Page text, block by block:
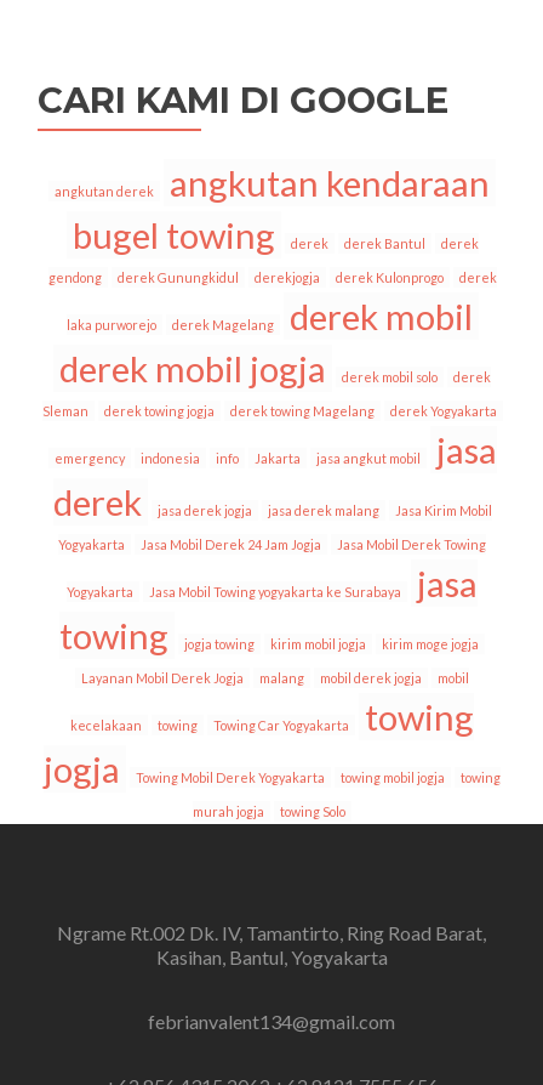
CARI KAMI DI GOOGLE
angkutan derek
angkutan kendaraan
bugel towing
derek derek Bantul derek
gendong derek Gunungkidul derekjogja derek Kulonprogo derek
laka purworejo derek Magelang
derek mobil
derek mobil jogja
derek mobil solo derek
Sleman derek towing jogja derek towing Magelang derek Yogyakarta
emergency indonesia info Jakarta jasa angkut mobil
jasa
derek
jasa derek jogja jasa derek malang Jasa Kirim Mobil
Yogyakarta Jasa Mobil Derek 24 Jam Jogja Jasa Mobil Derek Towing
Yogyakarta Jasa Mobil Towing yogyakarta ke Surabaya
jasa
towing
jogja towing kirim mobil jogja kirim moge jogja
Layanan Mobil Derek Jogja malang mobil derek jogja mobil
kecelakaan towing Towing Car Yogyakarta
towing
jogja
Towing Mobil Derek Yogyakarta towing mobil jogja towing
murah jogja towing Solo
Ngrame Rt.002 Dk. IV, Tamantirto, Ring Road Barat,
Kasihan, Bantul, Yogyakarta
febrianvalent134@gmail.com